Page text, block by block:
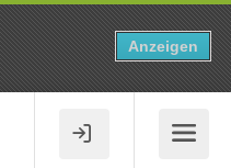
Anzeigen